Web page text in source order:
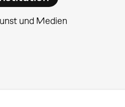
und Medien